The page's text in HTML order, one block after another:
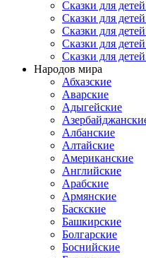
Сказки для
Сказки для
Сказки для
Сказки для
Сказки для
Народов мира
Абхазские
Аварские
Адыгейские
Албанские
Алтайские
Американские
Английские
Арабские
Армянские
Баскские
Башкирские
Болгарские
Боснийские